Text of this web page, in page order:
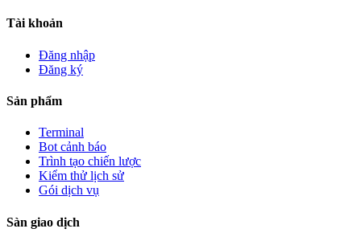
Tài khoản
Đăng nhập
Đăng ký
Sản phẩm
Terminal
Bot cảnh báo
Trình tạo chiến lược
Kiểm thử lịch sử
Gói dịch vụ
Sàn giao dịch